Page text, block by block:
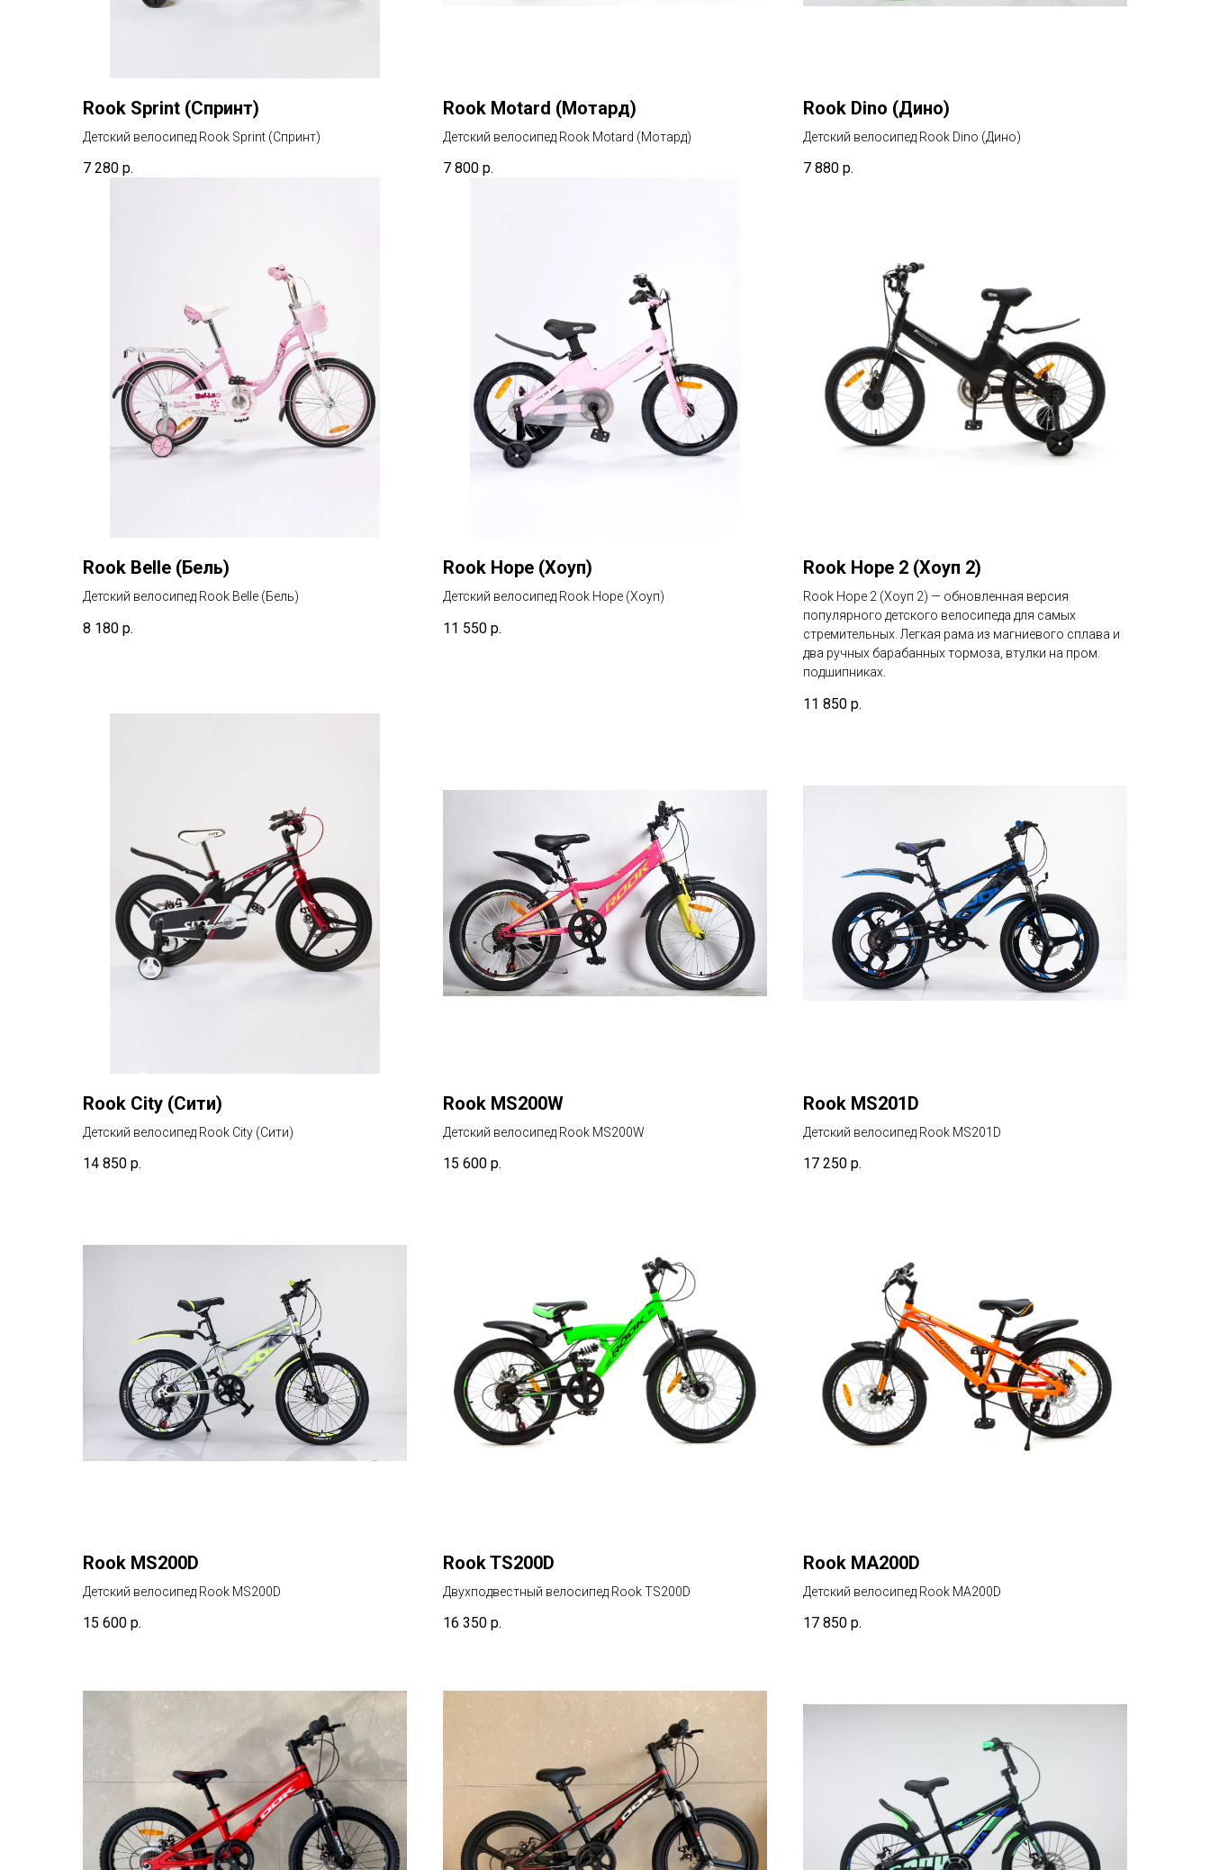
Rook Sprint (Спринт)
Детский велосипед Rook Sprint (Спринт)
7 280 р.
Rook Motard (Мотард)
Детский велосипед Rook Motard (Мотард)
7 800 р.
Rook Dino (Дино)
Детский велосипед Rook Dino (Дино)
7 880 р.
Rook Belle (Бель)
Детский велосипед Rook Belle (Бель)
8 180 р.
Rook Hope (Хоуп)
Детский велосипед Rook Hope (Хоуп)
11 550 р.
Rook Hope 2 (Хоуп 2)
Rook Hope 2 (Хоуп 2) — обновленная версия
популярного детского велосипеда для самых
стремительных. Легкая рама из магниевого сплава и
два ручных барабанных тормоза, втулки на пром.
подшипниках.
11 850 р.
Rook City (Сити)
Детский велосипед Rook City (Сити)
14 850 р.
Rook MS200W
Детский велосипед Rook MS200W
15 600 р.
Rook MS201D
Детский велосипед Rook MS201D
17 250 р.
Rook MS200D
Детский велосипед Rook MS200D
15 600 р.
Rook TS200D
Двухподвестный велосипед Rook TS200D
16 350 р.
Rook MA200D
Детский велосипед Rook MA200D
17 850 р.